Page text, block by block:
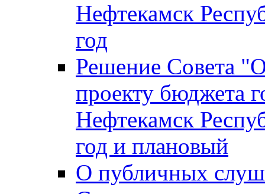
Нефтекамск
год
Решение Совета
проекту бюджета
Нефтекамск
год и плановый
О публичных